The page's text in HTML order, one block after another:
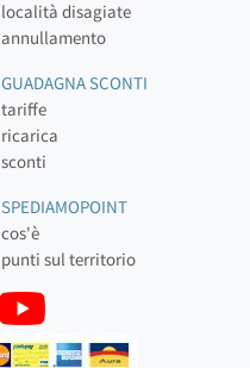
località disagiate
annullamento
GUADAGNA SCONTI
tariffe
ricarica
sconti
SPEDIAMOPOINT
cos'è
punti sul territorio